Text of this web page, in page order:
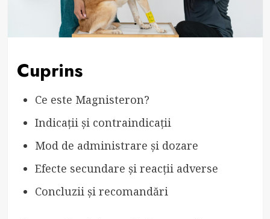
Cuprins
Ce este Magnisteron?
Indicații și contraindicații
Mod de administrare și dozare
Efecte secundare și reacții adverse
Concluzii și recomandări